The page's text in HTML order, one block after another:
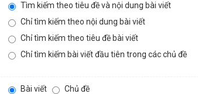
Tìm kiếm theo tiêu đề và nội dung bài viết
Chỉ tìm kiếm theo nội dung bài viết
Chỉ tìm kiếm theo tiêu đề bài viết
Chỉ tìm kiếm bài viết đầu tiên trong các chủ đề
Bài viết Chủ đề